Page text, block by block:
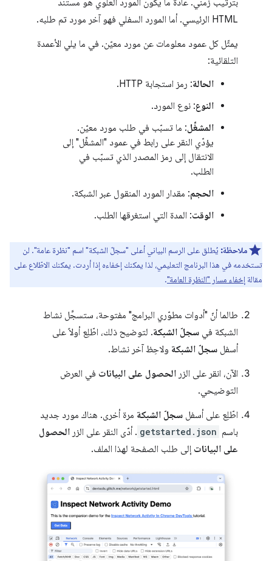
بترتيب زمني. عادةً ما يكون المورد العلوي هو مستند
HTML الرئيسي. أما المورد السفلي فهو آخر مورد تم طلبه.
يمثّل كل عمود معلومات عن مورد معيّن. في ما يلي الأعمدة
التلقائية:
الحالة: رمز استجابة HTTP.
النوع: نوع المورد.
المشغِّل: ما تسبّب في طلب مورد معيّن.
يؤدّي النقر على رابط في عمود "المشغِّل" إلى
الانتقال إلى رمز المصدر الذي تسبّب في
الطلب.
الحجم: مقدار المورد المنقول عبر الشبكة.
الوقت: المدة التي استغرقها الطلب.
ملاحظة: يُطلق على الرسم البياني أعلى "سجلّ الشبكة" اسم "نظرة عامة". لن
تستخدمه في هذا البرنامج التعليمي، لذا يمكنك إخفاءه إذا أردت. يمكنك الاطّلاع على
مقالة إخفاء مسار "النظرة العامة".
طالما أنّ "أدوات مطوّري البرامج" مفتوحة، ستسجِّل نشاط
الشبكة في سجلّ الشبكة. لتوضيح ذلك، اطّلِع أولاً على
أسفل سجلّ الشبكة ولاحِظ آخر نشاط.
الآن، انقر على الزر الحصول على البيانات في العرض
التوضيحي.
اطّلِع على أسفل سجلّ الشبكة مرة أخرى. هناك مورد جديد
باسم getstarted.json . أدّى النقر على الزر الحصول
على البيانات إلى طلب الصفحة لهذا الملف.